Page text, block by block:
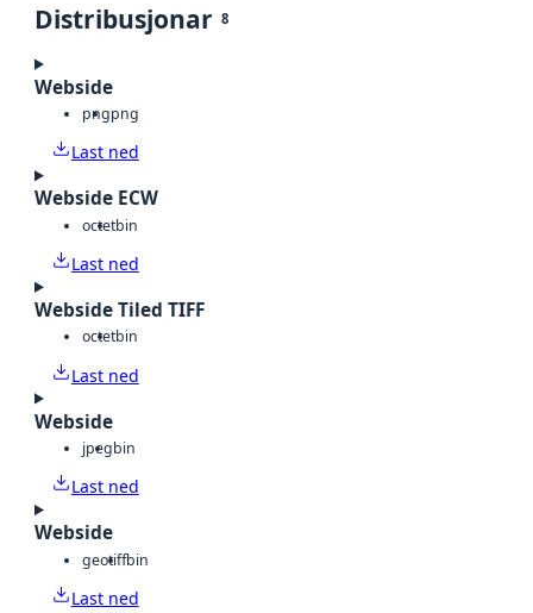
Distribusjonar 8
Webside
pngpng
Last ned
Webside ECW
octetbin
Last ned
Webside Tiled TIFF
octetbin
Last ned
Webside
jpegbin
Last ned
Webside
geotiffbin
Last ned